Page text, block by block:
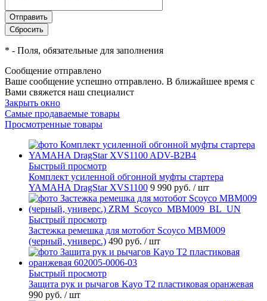
* - Поля, обязательные для заполнения
Сообщение отправлено
Ваше сообщение успешно отправлено. В ближайшее время с
Вами свяжется наш специалист
Закрыть окно
Самые продаваемые товары
Просмотренные товары
Быстрый просмотр
Комплект усиленной обгонной муфты стартера
YAMAHA DragStar XVS1100 9 990 руб. / шт
Быстрый просмотр
Застежка ремешка для мотобот Scoyco MBM009
(черный, универс.) 490 руб. / шт
Быстрый просмотр
Защита рук и рычагов Kayo T2 пластиковая оранжевая
990 руб. / шт